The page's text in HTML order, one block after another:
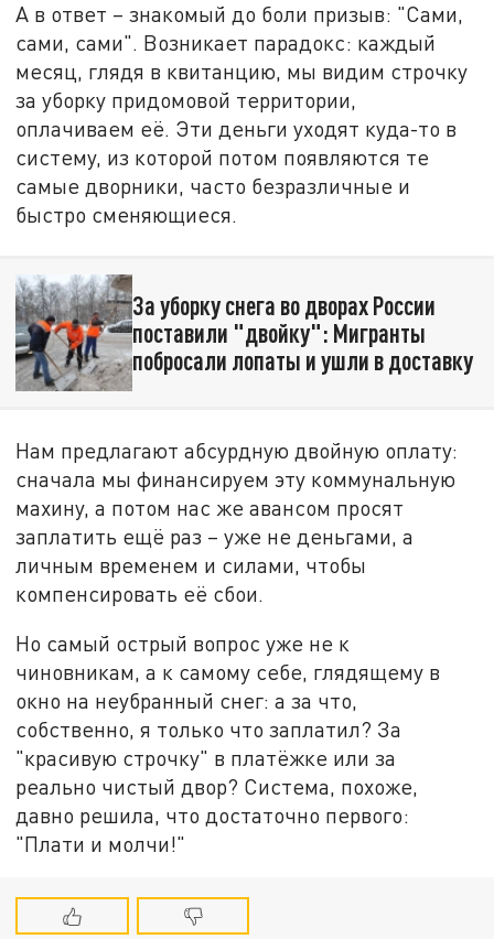
А в ответ – знакомый до боли призыв: "Сами,
сами, сами". Возникает парадокс: каждый
месяц, глядя в квитанцию, мы видим строчку
за уборку придомовой территории,
оплачиваем её. Эти деньги уходят куда-то в
систему, из которой потом появляются те
самые дворники, часто безразличные и
быстро сменяющиеся.
За уборку снега во дворах России
поставили "двойку": Мигранты
побросали лопаты и ушли в доставку
Нам предлагают абсурдную двойную оплату:
сначала мы финансируем эту коммунальную
махину, а потом нас же авансом просят
заплатить ещё раз – уже не деньгами, а
личным временем и силами, чтобы
компенсировать её сбои.
Но самый острый вопрос уже не к
чиновникам, а к самому себе, глядящему в
окно на неубранный снег: а за что,
собственно, я только что заплатил? За
"красивую строчку" в платёжке или за
реально чистый двор? Система, похоже,
давно решила, что достаточно первого:
"Плати и молчи!"